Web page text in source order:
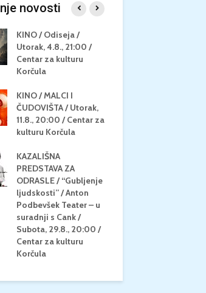
novosti
KINO / Odiseja /
Utorak, 4.8., 21:00 /
Centar za kulturu
Korčula
KINO / MALCI I
ČUDOVIŠTA / Utorak,
11.8., 20:00 / Centar za
kulturu Korčula
KAZALIŠNA
PREDSTAVA ZA
ODRASLE / “Gubljenje
ljudskosti” / Anton
Podbevšek Teater – u
suradnji s Cank /
Subota, 29.8., 20:00 /
Centar za kulturu
Korčula